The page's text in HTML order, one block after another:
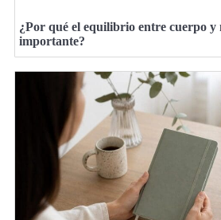
¿Por qué el equilibrio entre cuerpo y
importante?